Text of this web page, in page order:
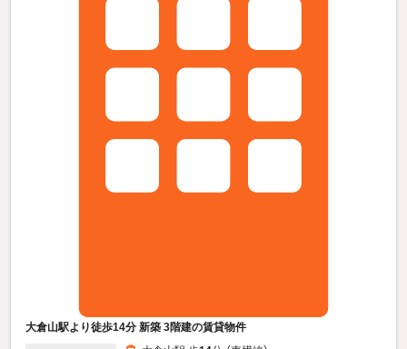
大倉山駅より徒歩14分 新築 3階建の賃貸物件